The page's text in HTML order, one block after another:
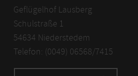
Geflügelhof Lausberg
Schulstraße 1
54634 Niederstedem
Telefon: (0049) 06568/7415